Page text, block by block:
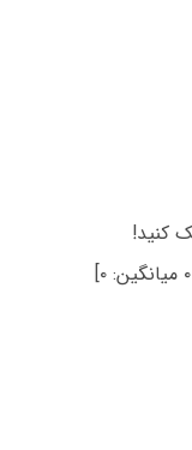
کنید!
۰ میانگین: ۰]